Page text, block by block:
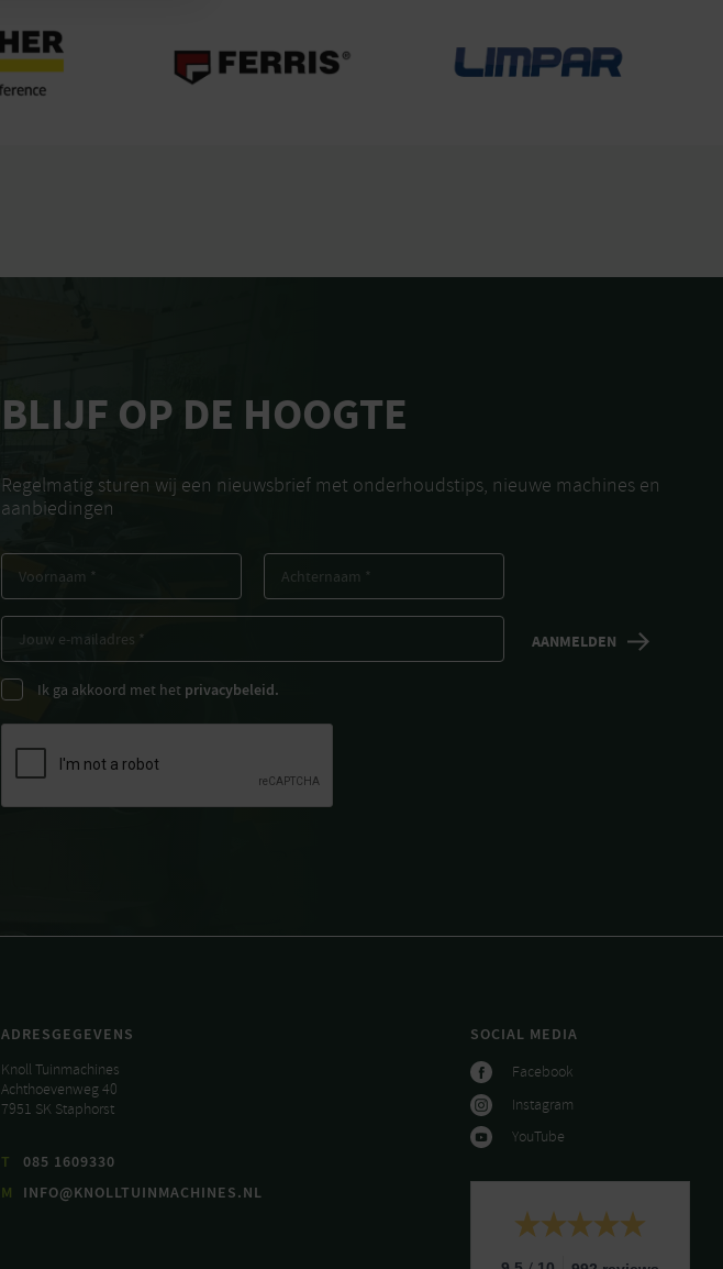
BLIJF OP DE HOOGTE
Regelmatig sturen wij een nieuwsbrief met onderhoudstips, nieuwe machines en
aanbiedingen
Ik ga akkoord met het privacybeleid.
ADRESGEGEVENS
Knoll Tuinmachines
Achthoevenweg 40
7951 SK Staphorst
T
085 1609330
M
INFO@KNOLLTUINMACHINES.NL
SOCIAL MEDIA
Facebook
Instagram
YouTube